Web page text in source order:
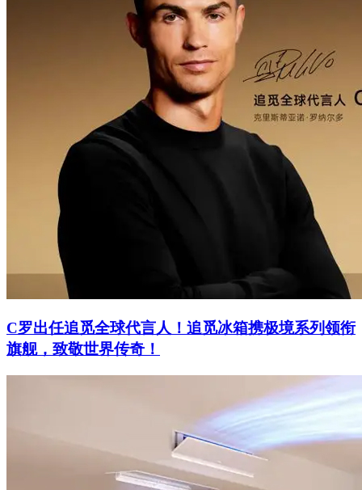
C罗出任追觅全球代言人！追觅冰箱携极境系列领衔
旗舰，致敬世界传奇！